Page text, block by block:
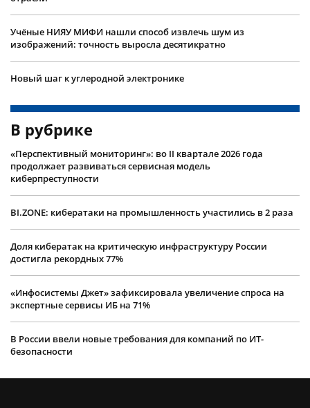
Учëные НИЯУ МИФИ нашли способ извлечь шум из
изображений: точность выросла десятикратно
Новый шаг к углеродной электронике
В рубрике
«Перспективный мониторинг»: во II квартале 2026 года
продолжает развиваться сервисная модель
киберпреступности
BI.ZONE: кибератаки на промышленность участились в 2 раза
Доля кибератак на критическую инфраструктуру России
достигла рекордных 77%
«Инфосистемы Джет» зафиксировала увеличение спроса на
экспертные сервисы ИБ на 71%
В России ввели новые требования для компаний по ИТ-
безопасности